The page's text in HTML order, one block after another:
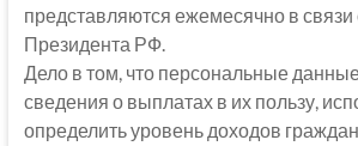
представляются ежемесячно в
Президента РФ.
Дело в том, что персональные
сведения о выплатах в их пользу,
определить уровень доходов